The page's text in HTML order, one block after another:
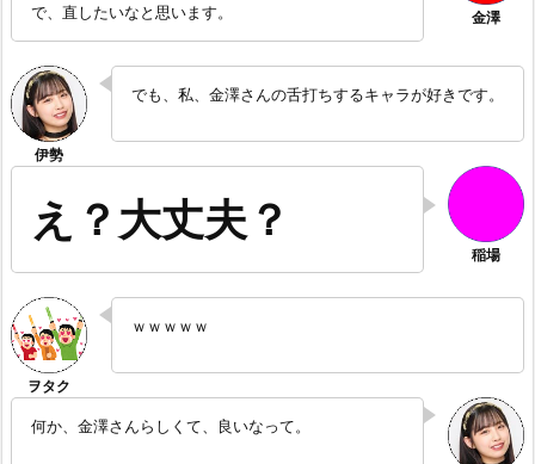
で、直したいなと思います。
でも、私、金澤さんの舌打ちするキャラが好きです。
え？大丈夫？
ｗｗｗｗｗ
何か、金澤さんらしくて、良いなって。